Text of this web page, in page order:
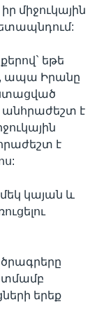
միջուկային
եթե
ապա Իրանը
անհրաժեշտ է
է
կայան և
երեք